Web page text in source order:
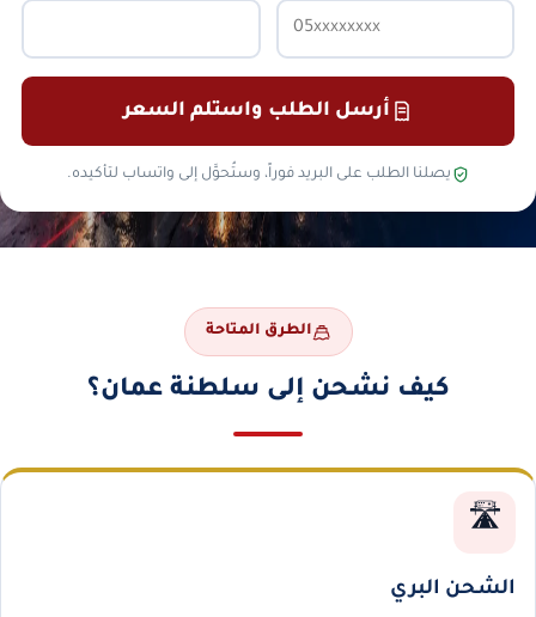
أرسل الطلب واستلم السعر
يصلنا الطلب على البريد فوراً، وستُحوَّل إلى واتساب لتأكيده.
الطرق المتاحة
كيف نشحن إلى سلطنة عمان؟
🛣️
الشحن البري